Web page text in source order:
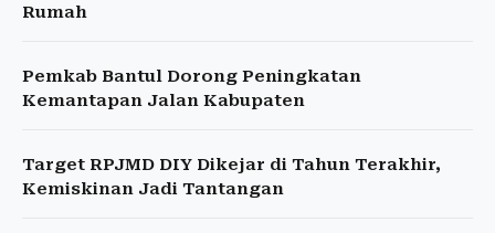
Rumah
Pemkab Bantul Dorong Peningkatan
Kemantapan Jalan Kabupaten
Target RPJMD DIY Dikejar di Tahun Terakhir,
Kemiskinan Jadi Tantangan